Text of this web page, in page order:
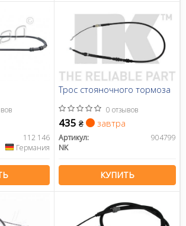
112 146
Германия
Трос стояночного тормоза
0 отзывов
435 ₴ завтра
Артикул:
904799
NK
КУПИТЬ